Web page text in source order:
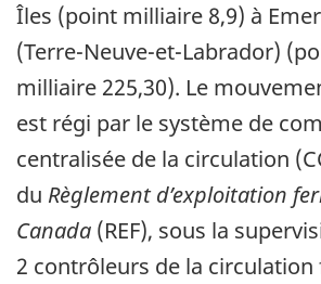
Îles (point milliaire 8,9) à
(Terre-Neuve-et-Labrador)
milliaire 225,30). Le
est régi par le système de
centralisée de la circulation
du Règlement d’exploitation
Canada (REF), sous la
2 contrôleurs de la